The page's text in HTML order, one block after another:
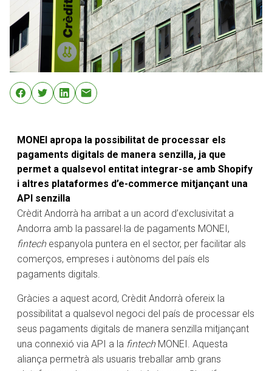
MONEI apropa la possibilitat de processar els
pagaments digitals de manera senzilla, ja que
permet a qualsevol entitat integrar-se amb Shopify
i altres plataformes d’e-commerce mitjançant una
API senzilla
Crèdit Andorrà ha arribat a un acord d’exclusivitat a
Andorra amb la passarel·la de pagaments MONEI,
fintechespanyola puntera en el sector, per facilitar als
comerços, empreses i autònoms del país els
pagaments digitals.
Gràcies a aquest acord, Crèdit Andorrà ofereix la
possibilitat a qualsevol negoci del país de processar els
seus pagaments digitals de manera senzilla mitjançant
una connexió via API a la fintechMONEI. Aquesta
aliança permetrà als usuaris treballar amb grans